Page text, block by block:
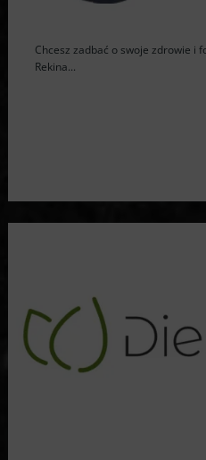
Chcesz zadbać o swoje zdrowie i
Rekina...